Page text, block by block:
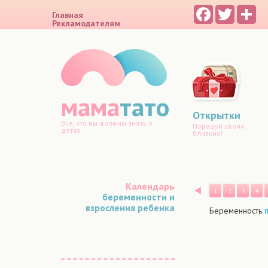
Главная
Рекламодателям
FacebookTwitter
маматато
Все, что вы должны знать о
детях
Открытки
Порадуй своих
близких!
Календарь
беременности и
взросления ребенка
Назад
1 2 3 4
Беременность